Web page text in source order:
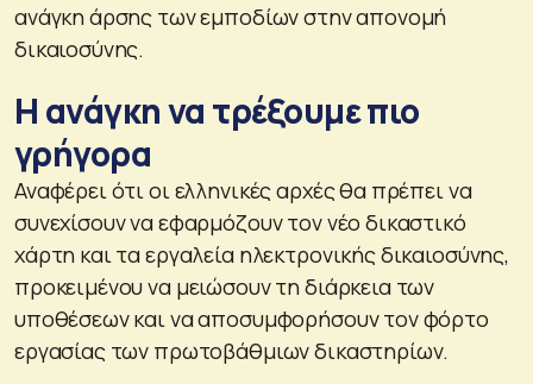
ανάγκη άρσης των εμποδίων στην απονομή
δικαιοσύνης.
Η ανάγκη να τρέξουμε πιο
γρήγορα
Αναφέρει ότι οι ελληνικές αρχές θα πρέπει να
συνεχίσουν να εφαρμόζουν τον νέο δικαστικό
χάρτη και τα εργαλεία ηλεκτρονικής δικαιοσύνης,
προκειμένου να μειώσουν τη διάρκεια των
υποθέσεων και να αποσυμφορήσουν τον φόρτο
εργασίας των πρωτοβάθμιων δικαστηρίων.